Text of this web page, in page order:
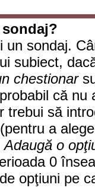
un sondaj.
subiect,
chestionar
că nu
trebui să
a
Adaugă o
0
opţiuni pe